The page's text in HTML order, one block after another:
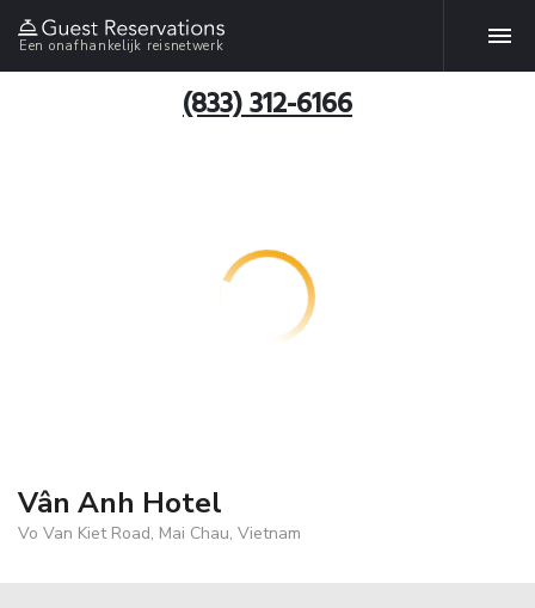
Een onafhankelijk reisnetwerk
(833) 312-6166
Vân Anh Hotel
Vo Van Kiet Road, Mai Chau, Vietnam